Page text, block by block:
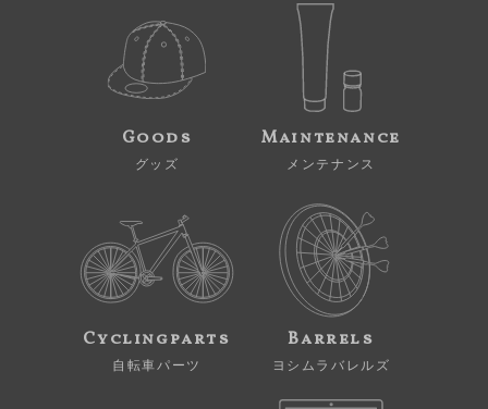
Goods
グッズ
Maintenance
メンテナンス
Cyclingparts
自転車パーツ
Barrels
ヨシムラバレルズ